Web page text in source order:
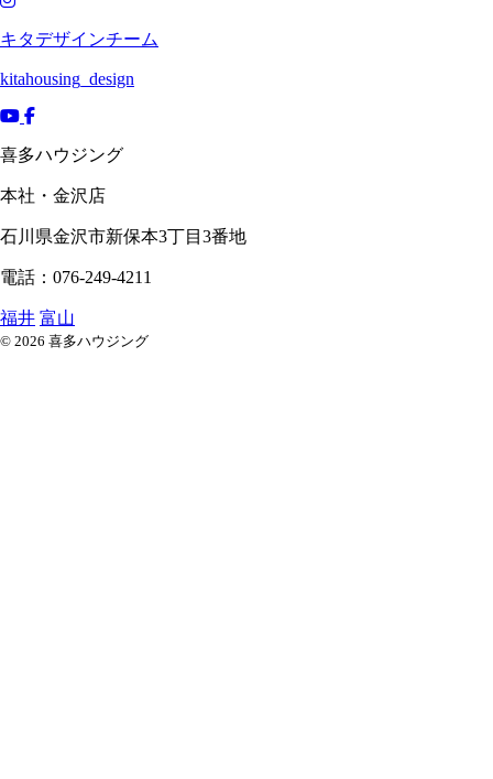
キタデザインチーム
kitahousing_design
喜多ハウジング
本社・金沢店
石川県金沢市新保本3丁目3番地
電話：076-249-4211
福井 富山
© 2026 喜多ハウジング